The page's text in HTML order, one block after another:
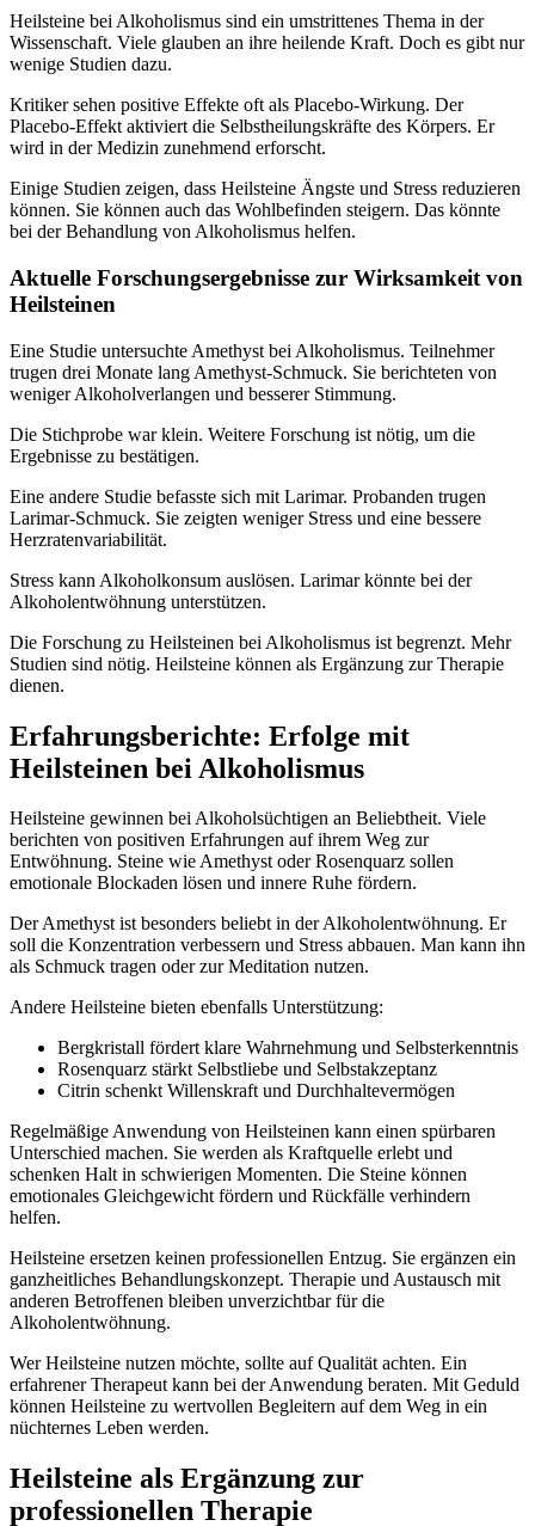
Heilsteine bei Alkoholismus sind ein umstrittenes Thema in der
Wissenschaft. Viele glauben an ihre heilende Kraft. Doch es gibt nur
wenige Studien dazu.
Kritiker sehen positive Effekte oft als Placebo-Wirkung. Der
Placebo-Effekt aktiviert die Selbstheilungskräfte des Körpers. Er
wird in der Medizin zunehmend erforscht.
Einige Studien zeigen, dass Heilsteine Ängste und Stress reduzieren
können. Sie können auch das Wohlbefinden steigern. Das könnte
bei der Behandlung von Alkoholismus helfen.
Aktuelle Forschungsergebnisse zur Wirksamkeit von
Heilsteinen
Eine Studie untersuchte Amethyst bei Alkoholismus. Teilnehmer
trugen drei Monate lang Amethyst-Schmuck. Sie berichteten von
weniger Alkoholverlangen und besserer Stimmung.
Die Stichprobe war klein. Weitere Forschung ist nötig, um die
Ergebnisse zu bestätigen.
Eine andere Studie befasste sich mit Larimar. Probanden trugen
Larimar-Schmuck. Sie zeigten weniger Stress und eine bessere
Herzratenvariabilität.
Stress kann Alkoholkonsum auslösen. Larimar könnte bei der
Alkoholentwöhnung unterstützen.
Die Forschung zu Heilsteinen bei Alkoholismus ist begrenzt. Mehr
Studien sind nötig. Heilsteine können als Ergänzung zur Therapie
dienen.
Erfahrungsberichte: Erfolge mit
Heilsteinen bei Alkoholismus
Heilsteine gewinnen bei Alkoholsüchtigen an Beliebtheit. Viele
berichten von positiven Erfahrungen auf ihrem Weg zur
Entwöhnung. Steine wie Amethyst oder Rosenquarz sollen
emotionale Blockaden lösen und innere Ruhe fördern.
Der Amethyst ist besonders beliebt in der Alkoholentwöhnung. Er
soll die Konzentration verbessern und Stress abbauen. Man kann ihn
als Schmuck tragen oder zur Meditation nutzen.
Andere Heilsteine bieten ebenfalls Unterstützung:
Bergkristall fördert klare Wahrnehmung und Selbsterkenntnis
Rosenquarz stärkt Selbstliebe und Selbstakzeptanz
Citrin schenkt Willenskraft und Durchhaltevermögen
Regelmäßige Anwendung von Heilsteinen kann einen spürbaren
Unterschied machen. Sie werden als Kraftquelle erlebt und
schenken Halt in schwierigen Momenten. Die Steine können
emotionales Gleichgewicht fördern und Rückfälle verhindern
helfen.
Heilsteine ersetzen keinen professionellen Entzug. Sie ergänzen ein
ganzheitliches Behandlungskonzept. Therapie und Austausch mit
anderen Betroffenen bleiben unverzichtbar für die
Alkoholentwöhnung.
Wer Heilsteine nutzen möchte, sollte auf Qualität achten. Ein
erfahrener Therapeut kann bei der Anwendung beraten. Mit Geduld
können Heilsteine zu wertvollen Begleitern auf dem Weg in ein
nüchternes Leben werden.
Heilsteine als Ergänzung zur
professionellen Therapie